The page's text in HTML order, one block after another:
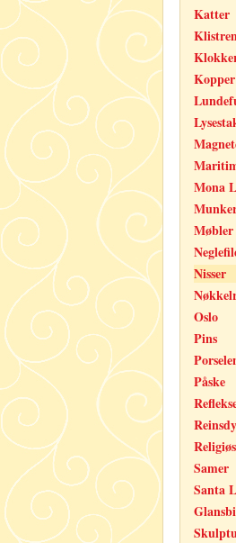
Katter
Mona
Møbler
Nisser
Oslo
Pins
Påske
Samer
Santa